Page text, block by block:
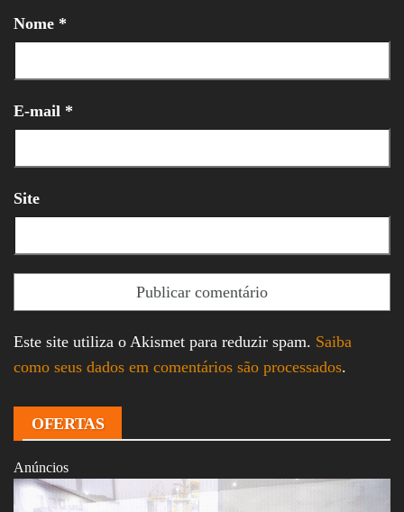
Nome *
E-mail *
Site
Este site utiliza o Akismet para reduzir spam. Saiba
como seus dados em comentários são processados.
OFERTAS
Anúncios